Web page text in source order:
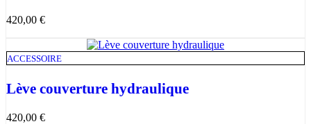
420,00 €
ACCESSOIRE
Lève couverture hydraulique
420,00 €